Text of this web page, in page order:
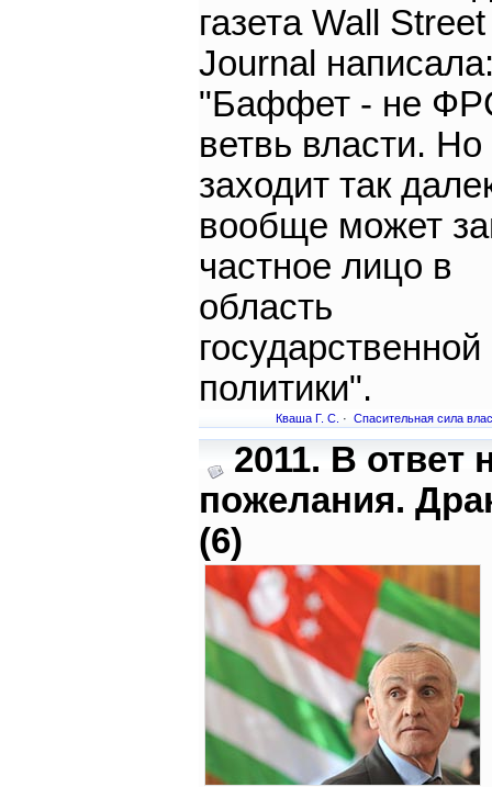
газета Wall Street
Journal
"Баффет - не
ветвь власти. Но
заходит так
вообще может
частное лицо в
область
государственной
политики".
Кваша Г. С. · Спасительная сила
2011. В ответ
пожелания.
(6)